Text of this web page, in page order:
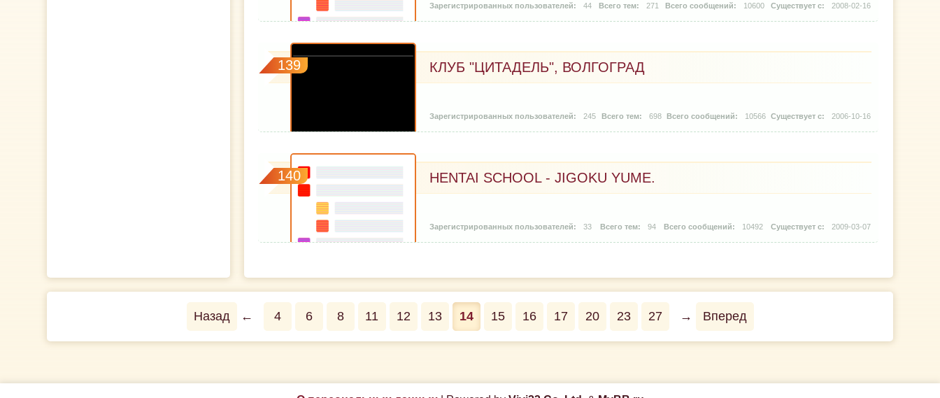
44 271 10600 2008-02-16
139 КЛУБ "ЦИТАДЕЛЬ", ВОЛГОГРАД
245 698 10566 2006-10-16
140 HENTAI SCHOOL - JIGOKU YUME.
33 94 10492 2009-03-07
Назад ← 4 6 8 11 12 13 14 15 16 17 20 23 27 → Вперед